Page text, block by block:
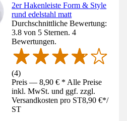
2er Hakenleiste Form & Style
rund edelstahl matt
Durchschnittliche Bewertung:
3.8 von 5 Sternen. 4
Bewertungen.
(4)
Preis — 8,90 € * Alle Preise
inkl. MwSt. und ggf. zzgl.
Versandkosten pro ST8,90 €*/
ST